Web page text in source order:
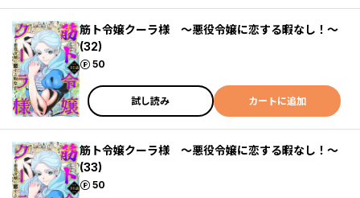
筋ト令嬢クーラ様 ～悪役令嬢に恋する暇なし！～
(32)
50
ポイント
試し読み カートに追加
筋ト令嬢クーラ様 ～悪役令嬢に恋する暇なし！～
(33)
50
ポイント